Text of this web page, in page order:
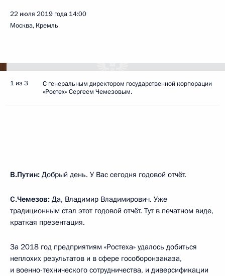
22 июля 2019 года 14:00
Москва, Кремль
1 из 3
С генеральным директором государственной корпорации
«Ростех» Сергеем Чемезовым.
В.Путин: Добрый день. У Вас сегодня годовой отчёт.
С.Чемезов: Да, Владимир Владимирович. Уже
традиционным стал этот годовой отчёт. Тут в печатном виде,
краткая презентация.
За 2018 год предприятиям «Ростеха» удалось добиться
неплохих результатов и в сфере гособоронзаказа,
и военно-технического сотрудничества, и диверсификации